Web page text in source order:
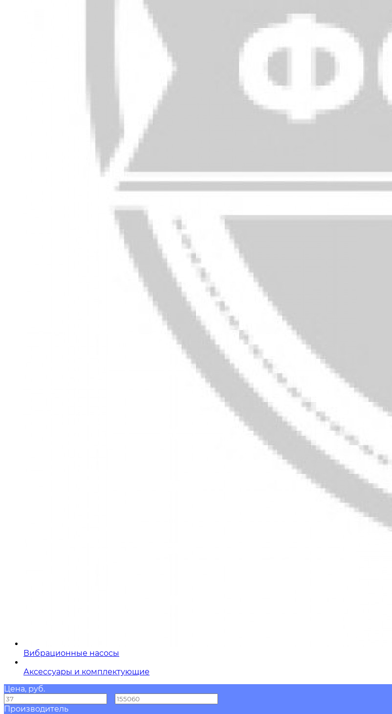
Вибрационные насосы
Аксессуары и комплектующие
Цена, руб.
Производитель